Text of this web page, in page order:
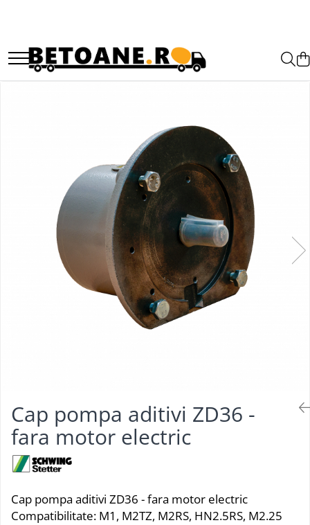
PIESE AUTOBETONIERE
AUTOBETONIERE STETTER
AUTOBETONIERE INTERMIX
AUTOBETONIERE PUTZMEISTER
Cap pompa aditivi ZD36 -
fara motor electric
Cap pompa aditivi ZD36 - fara motor electric
Compatibilitate: M1, M2TZ, M2RS, HN2.5RS, M2.25